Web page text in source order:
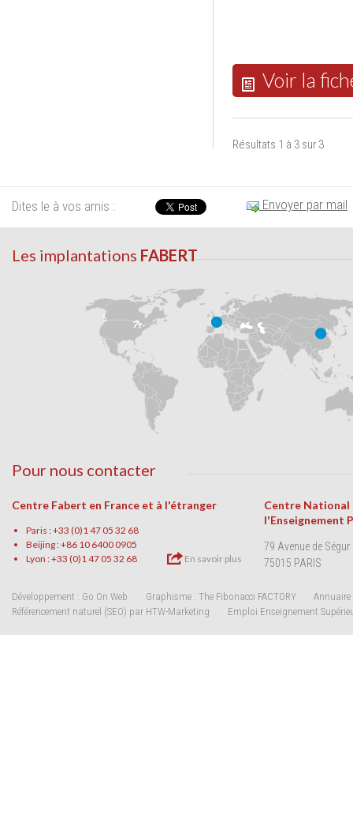
Voir la
Résultats 1 à 3 sur 3
Dites le à vos amis : Envoyer par mail
Les implantations FABERT
Pour nous contacter
Centre Fabert en France et à l'étranger
Paris : +33 (0)1 47 05 32 68
Beijing : +86 10 6400 0905
Lyon : +33 (0)1 47 05 32 68
En savoir plus
Centre National
l'Enseignement
79 Avenue de Ségur
75015 PARIS
Développement : Go On Web Graphisme : The Fibonacci FACTORY
Annuaire
Référencement naturel (SEO) par HTW-Marketing
Emploi Enseignement